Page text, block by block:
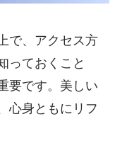
で、アクセス方
っておくこと
要です。美しい
心身ともにリフ